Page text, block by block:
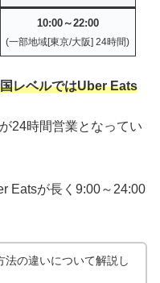
10:00～22:00
(一部地域[東京/大阪] 24時間)
レベルではUber Eats
24時間営業となってい
Eatsが長く9:00～24:00
法の違いについて解説し